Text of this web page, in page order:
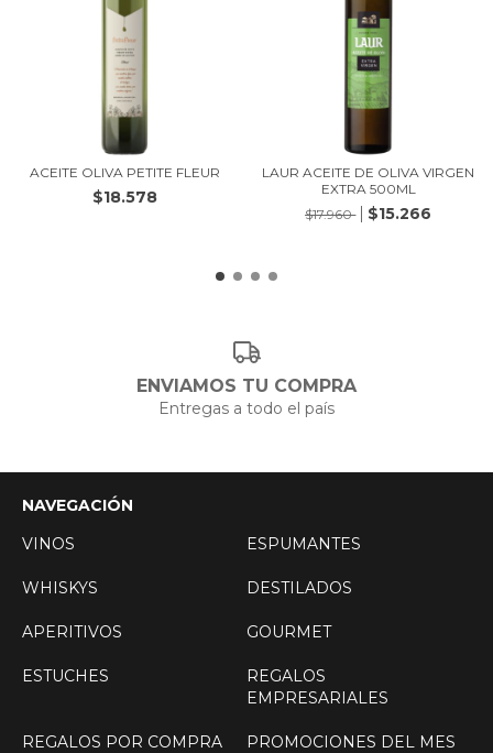
ACEITE OLIVA PETITE FLEUR
$18.578
LAUR ACEITE DE OLIVA VIRGEN
EXTRA 500ML
$17.960
$15.266
ENVIAMOS TU COMPRA
Entregas a todo el país
NAVEGACIÓN
VINOS
ESPUMANTES
WHISKYS DESTILADOS
APERITIVOS GOURMET
ESTUCHES
REGALOS
EMPRESARIALES
REGALOS POR COMPRA PROMOCIONES DEL MES